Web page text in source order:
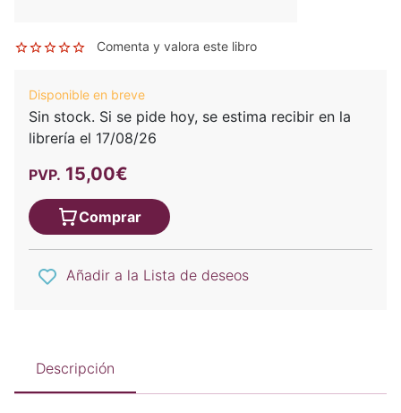
Comenta y valora este libro
Disponible en breve
Sin stock. Si se pide hoy, se estima recibir en la
librería el 17/08/26
PVP. 15,00€
Comprar
Añadir a la Lista de deseos
Descripción